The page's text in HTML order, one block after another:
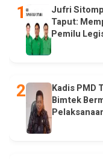
Jufri
Taput:
Pemilu
Kadis PMD
Bimtek